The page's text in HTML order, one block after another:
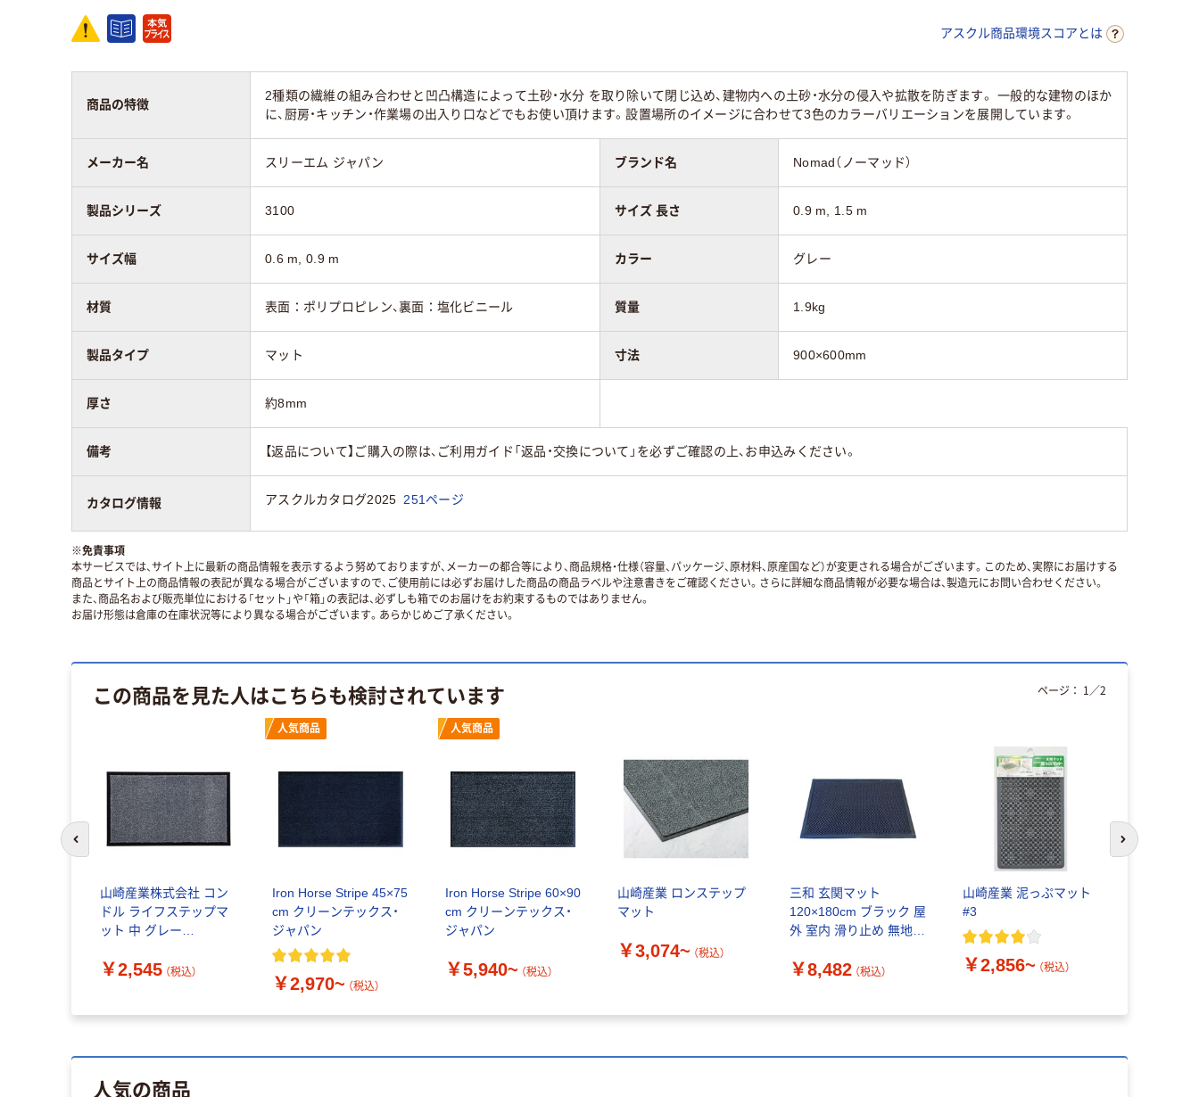
アスクル商品環境スコアとは
商品の特徴
2種類の繊維の組み合わせと凹凸構造によって土砂・水分 を取り除いて閉じ込め、建物内への土砂・水分の侵入や拡散を防ぎます。 一般的な建物のほか
に、厨房・キッチン・作業場の出入り口などでもお使い頂けます。設置場所のイメージに合わせて3色のカラーバリエーションを展開しています。
メーカー名 スリーエム ジャパン ブランド名 Nomad（ノーマッド）
製品シリーズ 3100 サイズ 長さ 0.9 m, 1.5 m
サイズ幅 0.6 m, 0.9 m カラー グレー
材質 表面：ポリプロピレン、裏面：塩化ビニール 質量 1.9kg
製品タイプ マット 寸法 900×600mm
厚さ 約8mm
備考 【返品について】ご購入の際は、ご利用ガイド「返品・交換について」を必ずご確認の上、お申込みください。
カタログ情報 アスクルカタログ2025 251ページ
※免責事項
本サービスでは、サイト上に最新の商品情報を表示するよう努めておりますが、メーカーの都合等により、商品規格・仕様（容量、パッケージ、原材料、原産国など）が変更される場合がございます。このため、実際にお届けする
商品とサイト上の商品情報の表記が異なる場合がございますので、ご使用前には必ずお届けした商品の商品ラベルや注意書きをご確認ください。さらに詳細な商品情報が必要な場合は、製造元にお問い合わせください。
また、商品名および販売単位における「セット」や「箱」の表記は、必ずしも箱でのお届けをお約束するものではありません。
お届け形態は倉庫の在庫状況等により異なる場合がございます。あらかじめご了承ください。
この商品を見た人はこちらも検討されています
山崎産業株式会社 コン
ドル ライフステップマ
ット 中 グレー
4903180252572 1枚（直
￥2,545 （税込）
人気商品
Iron Horse Stripe 45×75
cm クリーンテックス・
ジャパン
￥2,970~ （税込）
人気商品
Iron Horse Stripe 60×90
cm クリーンテックス・
ジャパン
￥5,940~ （税込）
山崎産業 ロンステップ
マット
￥3,074~ （税込）
三和 玄関マット
120×180cm ブラック 屋
外 室内 滑り止め 無地
（直送品）
￥8,482 （税込）
山崎産業 泥っぷマット
#3
￥2,856~ （税込）
ページ： 1 ／2
前のスライドへ 次のスライド
人気の商品